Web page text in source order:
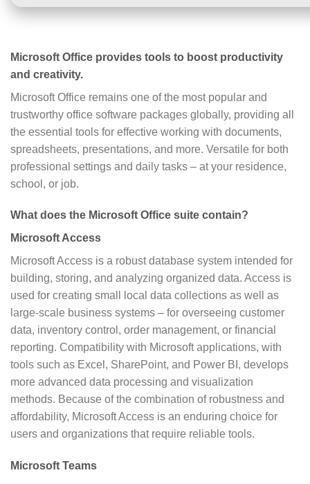
Microsoft Office provides tools to boost productivity
and creativity.
Microsoft Office remains one of the most popular and
trustworthy office software packages globally, providing all
the essential tools for effective working with documents,
spreadsheets, presentations, and more. Versatile for both
professional settings and daily tasks – at your residence,
school, or job.
What does the Microsoft Office suite contain?
Microsoft Access
Microsoft Access is a robust database system intended for
building, storing, and analyzing organized data. Access is
used for creating small local data collections as well as
large-scale business systems – for overseeing customer
data, inventory control, order management, or financial
reporting. Compatibility with Microsoft applications, with
tools such as Excel, SharePoint, and Power BI, develops
more advanced data processing and visualization
methods. Because of the combination of robustness and
affordability, Microsoft Access is an enduring choice for
users and organizations that require reliable tools.
Microsoft Teams